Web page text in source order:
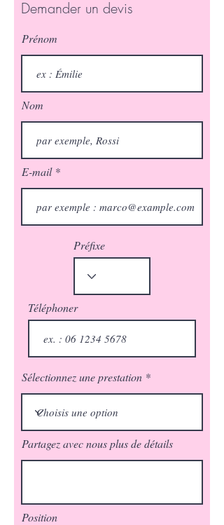
Demander un devis
Prénom
Nom
E-mail
Préfixe
Téléphoner
Sélectionnez une prestation
Partagez avec nous plus de détails
Position